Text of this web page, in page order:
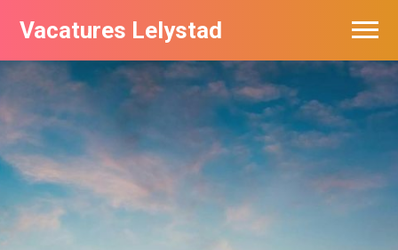
Vacatures Lelystad
Vacatures per bedrijf in Lelystad
De populairste vacatures in Lelystad
Nieuwsbrief feed